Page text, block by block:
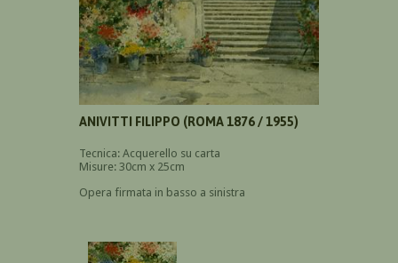
ANIVITTI FILIPPO (ROMA 1876 / 1955)
Tecnica: Acquerello su carta
Misure: 30cm x 25cm
Opera firmata in basso a sinistra